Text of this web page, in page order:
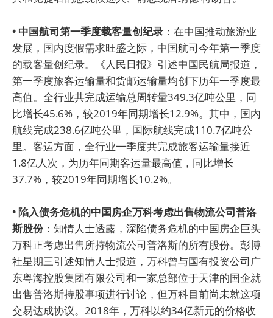
• 中国航司第一季度载客量创纪录 ：在中国推动旅游业
发展，国内度假需求旺盛之际，中国航司今年第一季度
的载客量创纪录。《人民日报》引述中国民航局报道，
第一季度旅客运输量和货邮运输量均创下历年一季度最
高值。全行业共完成运输总周转量349.3亿吨公里，同
比增长45.6%，较2019年同期增长12.9%。其中，国内
航线完成238.6亿吨公里，国际航线完成110.7亿吨公
里。客运方面，全行业一季度共完成旅客运输量接近
1.8亿人次，为历年同期客运量最高值，同比增长
37.7%，较2019年同期增长10.2%。
• 陷入债务危机的中国房企万科考虑出售物流公司普洛
斯股份：知情人士透露，深陷债务危机的中国房企巨头
万科正考虑出售所持物流公司普洛斯的所有股份。彭博
社星期三引述知情人士报道，万科曾与国有投资公司广
东粤海控股集团有限公司和一家总部位于天津的国企就
出售普洛斯持股事项进行讨论，但万科目前尚未就这项
交易达成协议。2018年，万科以约34亿新元的价格收